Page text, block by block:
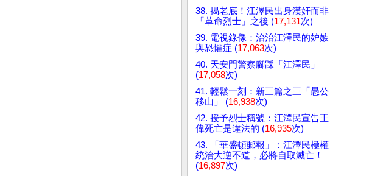
38. 揭老底！江澤民出身漢奸而非
「革命烈士」之後 (17,131次)
39. 電視錄像：治治江澤民的妒嫉
與恐懼症 (17,063次)
40. 天安門警察腳踩「江澤民」
(17,058次)
41. 輕鬆一刻：新三篇之三「愚公
移山」 (16,938次)
42. 授予烈士稱號：江澤民宣告王
偉死亡是違法的 (16,935次)
43. 「華盛頓郵報」：江澤民極權
統治大逆不道，必將自取滅亡！
(16,897次)